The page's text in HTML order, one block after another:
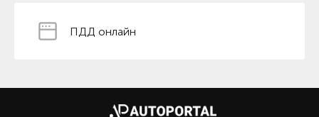
ПДД онлайн